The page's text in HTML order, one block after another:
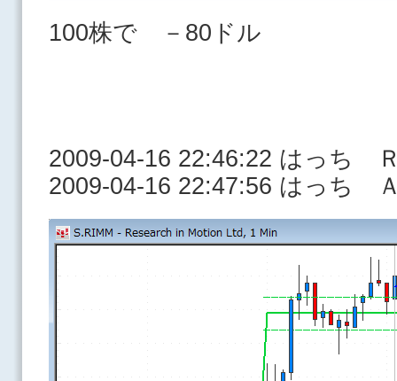
100株で －80ドル
2009-04-16 22:46:22 はっち
2009-04-16 22:47:56 はっち